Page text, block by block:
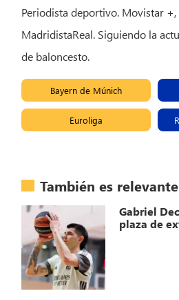
Periodista deportivo. Movistar +,
MadridistaReal. Siguiendo la
de baloncesto.
Bayern de Múnich
Euroliga
También es
Gabriel
plaza de